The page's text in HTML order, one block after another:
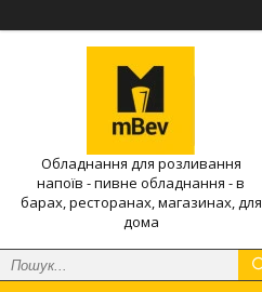
Обладнання для розливання
напоїв - пивне обладнання - в
барах, ресторанах, магазинах, для
дома